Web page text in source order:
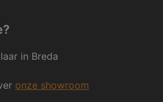
in Breda
onze showroom